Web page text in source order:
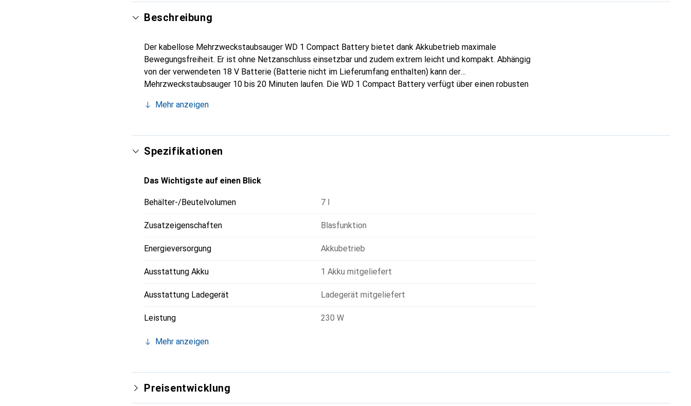
Beschreibung
Der kabellose Mehrzweckstaubsauger WD 1 Compact Battery bietet dank Akkubetrieb maximale
Bewegungsfreiheit. Er ist ohne Netzanschluss einsetzbar und zudem extrem leicht und kompakt. Abhängig
von der verwendeten 18 V Batterie (Batterie nicht im Lieferumfang enthalten) kann der
Mehrzweckstaubsauger 10 bis 20 Minuten laufen. Die WD 1 Compact Battery verfügt über einen robusten
Schmutz, ohne den Filter wechseln zu müssen.
Mehr anzeigen
Spezifikationen
Das Wichtigste auf einen Blick
Behälter-/Beutelvolumen 7 l
Zusatzeigenschaften Blasfunktion
Energieversorgung Akkubetrieb
Ausstattung Akku 1 Akku mitgeliefert
Ausstattung Ladegerät Ladegerät mitgeliefert
Leistung 230 W
Mehr anzeigen
Preisentwicklung